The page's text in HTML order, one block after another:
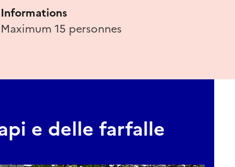
Informations
Maximum 15 personnes
e delle farfalle